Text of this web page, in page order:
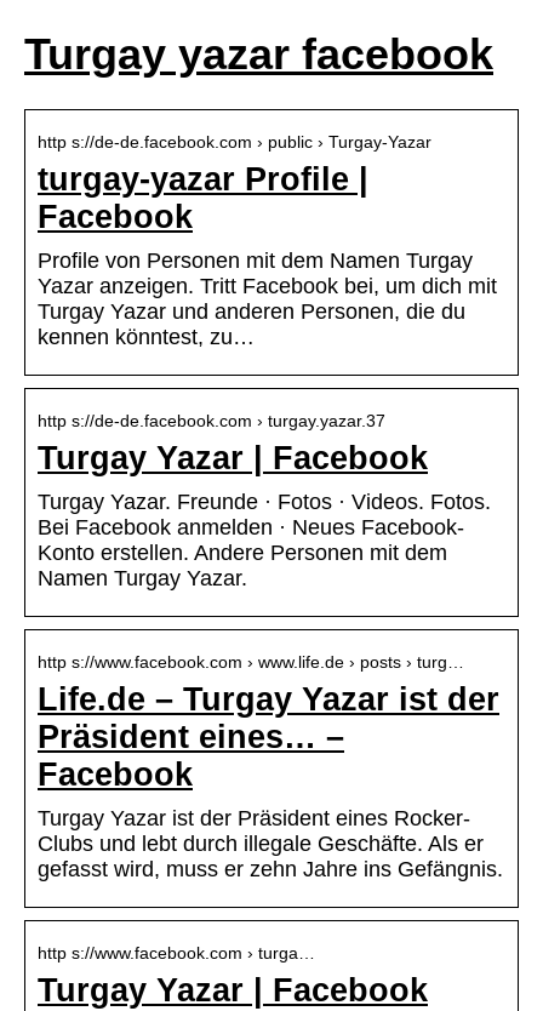
Turgay yazar facebook
http s://de-de.facebook.com › public › Turgay-Yazar
turgay-yazar Profile |
Facebook
Profile von Personen mit dem Namen Turgay
Yazar anzeigen. Tritt Facebook bei, um dich mit
Turgay Yazar und anderen Personen, die du
kennen könntest, zu…
http s://de-de.facebook.com › turgay.yazar.37
Turgay Yazar | Facebook
Turgay Yazar. Freunde · Fotos · Videos. Fotos.
Bei Facebook anmelden · Neues Facebook-
Konto erstellen. Andere Personen mit dem
Namen Turgay Yazar.
http s://www.facebook.com › www.life.de › posts › turg…
Life.de – Turgay Yazar ist der
Präsident eines… –
Facebook
Turgay Yazar ist der Präsident eines Rocker-
Clubs und lebt durch illegale Geschäfte. Als er
gefasst wird, muss er zehn Jahre ins Gefängnis.
http s://www.facebook.com › turga…
Turgay Yazar | Facebook